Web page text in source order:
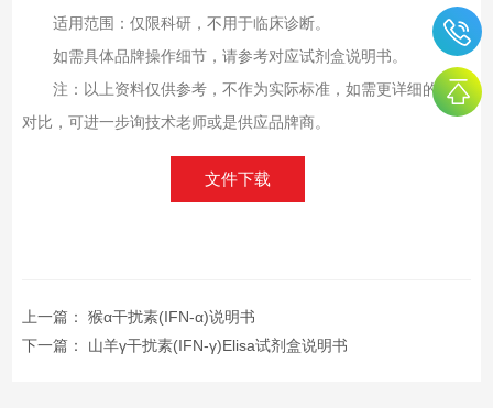
适用范围‌：仅限科研，不用于临床诊断。
如需具体品牌操作细节，请参考对应试剂盒说明书。
注：以上资料仅供参考，不作为实际标准，如需更详细的标准
对比，可进一步询技术老师或是供应品牌商。
文件下载
上一篇： 猴α干扰素(IFN-α)说明书
下一篇： 山羊γ干扰素(IFN-γ)Elisa试剂盒说明书